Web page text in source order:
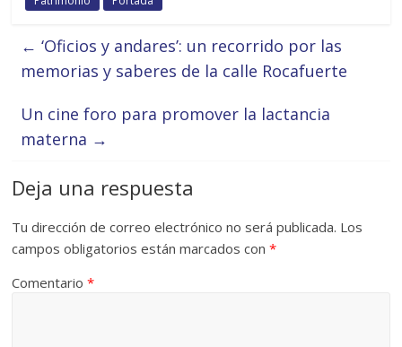
← ‘Oficios y andares’: un recorrido por las
memorias y saberes de la calle Rocafuerte
Un cine foro para promover la lactancia
materna →
Deja una respuesta
Tu dirección de correo electrónico no será publicada. Los
campos obligatorios están marcados con*
Comentario*